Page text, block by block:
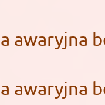
awaryjna
awaryjna